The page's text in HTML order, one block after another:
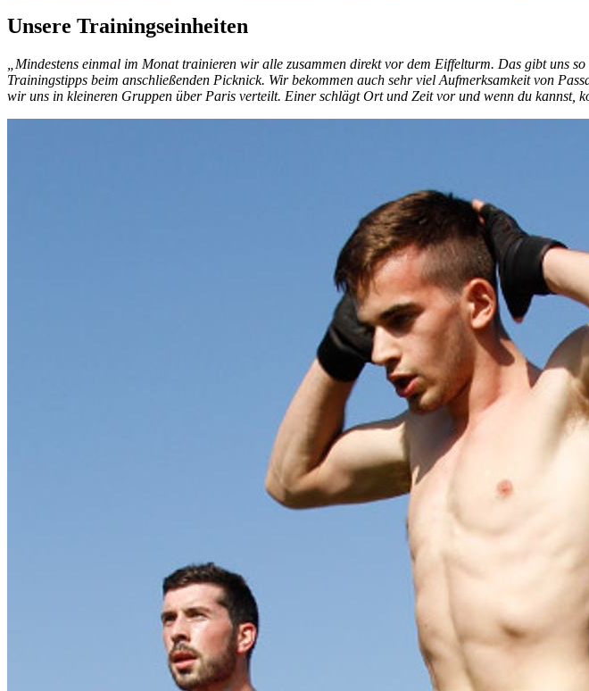
Unsere Trainingseinheiten
„Mindestens einmal im Monat trainieren wir alle zusammen direkt vor dem Eiffelturm. Das gibt uns
Trainingstipps beim anschließenden Picknick. Wir bekommen auch sehr viel Aufmerksamkeit von
wir uns in kleineren Gruppen über Paris verteilt. Einer schlägt Ort und Zeit vor und wenn du kannst,